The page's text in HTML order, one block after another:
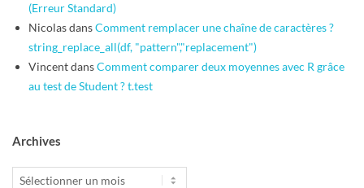
(Erreur Standard)
NicolasdansComment remplacer une chaîne de caractères ?
string_replace_all(df, "pattern","replacement")
VincentdansComment comparer deux moyennes avec R grâce
au test de Student ? t.test
Archives
Archives